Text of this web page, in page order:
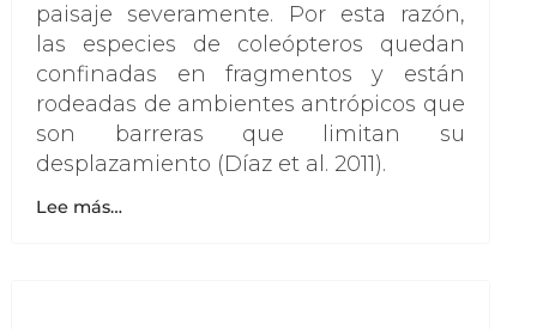
paisaje severamente. Por esta razón,
las especies de coleópteros quedan
confinadas en fragmentos y están
rodeadas de ambientes antrópicos que
son barreras que limitan su
desplazamiento (Díaz et al. 2011).
Lee más…